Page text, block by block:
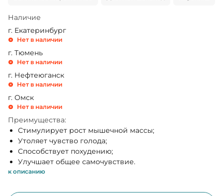
Наличие
г. Екатеринбург
Нет в наличии
г. Тюмень
Нет в наличии
г. Нефтеюганск
Нет в наличии
г. Омск
Нет в наличии
Преимущества:
Стимулирует рост мышечной массы;
Утоляет чувство голода;
Способствует похудению;
Улучшает общее самочувствие.
к описанию